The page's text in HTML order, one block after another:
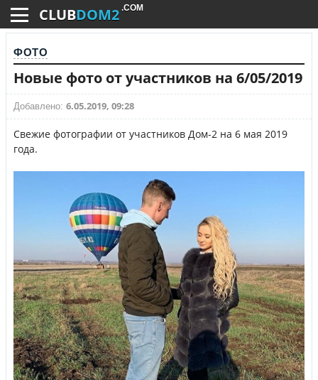
CLUBDOM2 .COM
ФОТО
Новые фото от участников на 6/05/2019
Добавлено: 6.05.2019, 09:28
Свежие фотографии от участников Дом-2 на 6 мая 2019
года.